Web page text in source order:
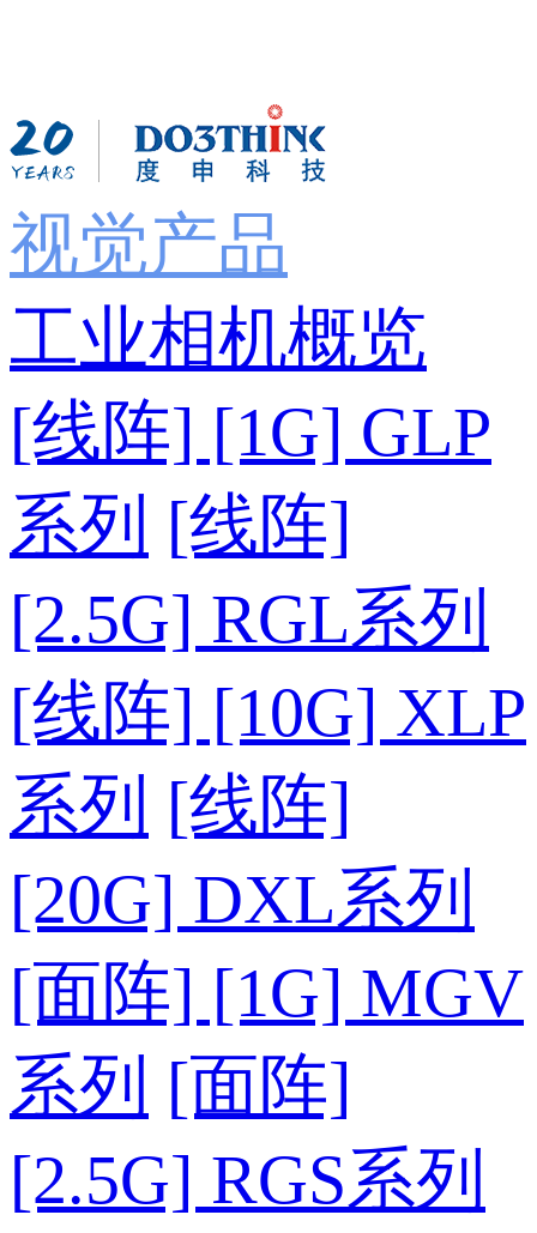
视觉产品
工业相机概览
[线阵] [1G] GLP
系列 [线阵]
[2.5G] RGL系列
[线阵] [10G] XLP
系列 [线阵]
[20G] DXL系列
[面阵] [1G] MGV
系列 [面阵]
[2.5G] RGS系列